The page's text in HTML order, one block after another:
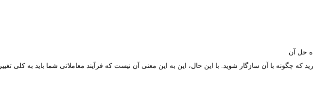
که چگونه با آن سازگار شوید. با این حال، این به این معنی آن نیست که فرآیند معاملاتی شما باید به کلی